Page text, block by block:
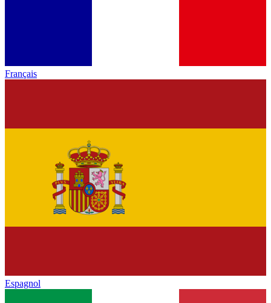
Français
Espagnol